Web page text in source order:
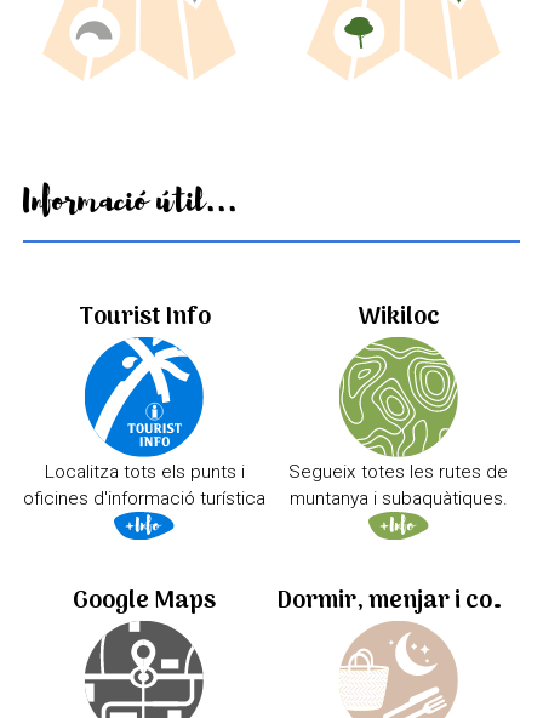
Informació útil...
Tourist Info
Localitza tots els punts i
oficines d'informació turística
Wikiloc
Segueix totes les rutes de
muntanya i subaquàtiques.
Google Maps Dormir, menjar i comprar